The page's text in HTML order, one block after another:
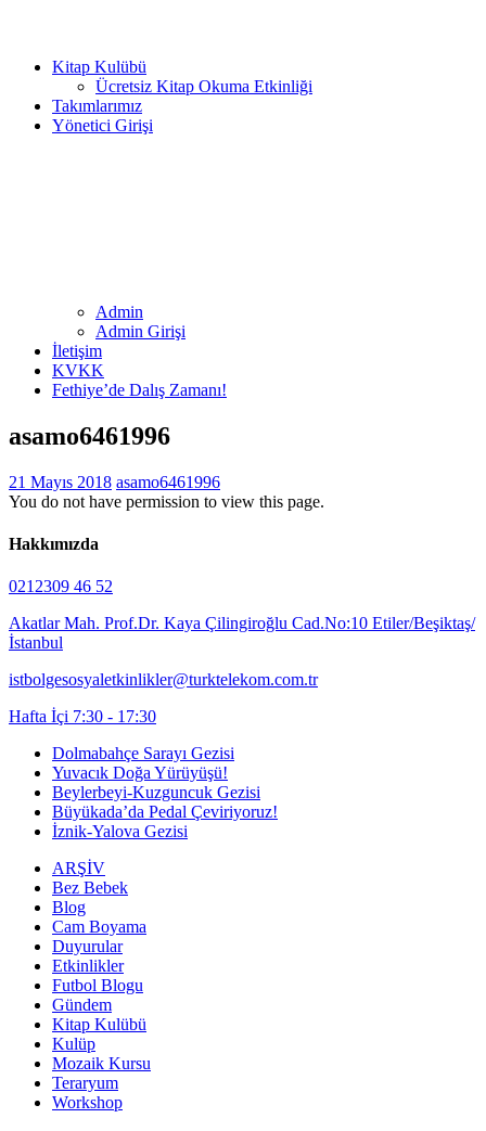
Kitap Kulübü
Ücretsiz Kitap Okuma Etkinliği
Takımlarımız
Yönetici Girişi
Admin
Admin Girişi
İletişim
KVKK
Fethiye’de Dalış Zamanı!
asamo6461996
21 Mayıs 2018 asamo6461996
You do not have permission to view this page.
Hakkımızda
0212309 46 52
Akatlar Mah. Prof.Dr. Kaya Çilingiroğlu Cad.No:10 Etiler/Beşiktaş/
İstanbul
istbolgesosyaletkinlikler@turktelekom.com.tr
Hafta İçi 7:30 - 17:30
Dolmabahçe Sarayı Gezisi
Yuvacık Doğa Yürüyüşü!
Beylerbeyi-Kuzguncuk Gezisi
Büyükada’da Pedal Çeviriyoruz!
İznik-Yalova Gezisi
ARŞİV
Bez Bebek
Blog
Cam Boyama
Duyurular
Etkinlikler
Futbol Blogu
Gündem
Kitap Kulübü
Kulüp
Mozaik Kursu
Teraryum
Workshop